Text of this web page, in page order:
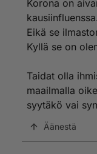
Korona on
kausiinfluenssa.
Eikä se
Kyllä se on
Taidat olla
maailmalla
syytäkö vai
Äänestä